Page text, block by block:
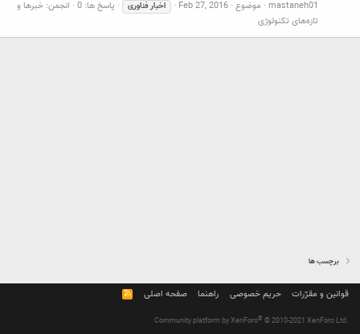
mastaneh01 موضوع Feb 27, 2016 اخبار فناوری پاسخ ها: 0 انجمن: خبرها و
تازه‌های تکنولوژی
برچسب ها
قوانین و مقرّرات حریم خصوصی راهنما صفحه اصلی
R
S
Community platform by XenForo® © 2010-2021 XenForo Ltd.